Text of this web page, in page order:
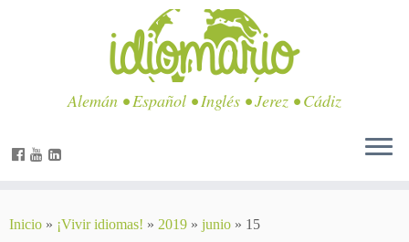
Alemán • Español • Inglés • Jerez • Cádiz
Inicio » ¡Vivir idiomas! » 2019 » junio » 15